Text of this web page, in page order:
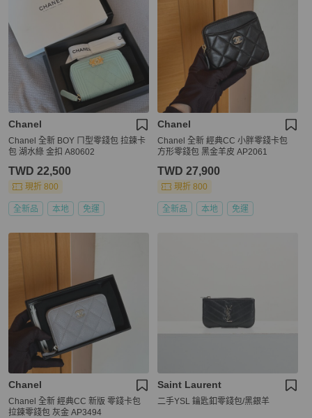
Chanel
Chanel 全新 BOY ㄇ型零錢包 拉鍊卡
包 湖水綠 金扣 A80602
TWD 22,500
現折 800
全新品 本地 免運
Chanel
Chanel 全新 經典CC 小胖零錢卡包
方形零錢包 黑金羊皮 AP2061
TWD 27,900
現折 800
全新品 本地 免運
Chanel
Chanel 全新 經典CC 新版 零錢卡包
拉鍊零錢包 灰金 AP3494
Saint Laurent
二手YSL 鑰匙釦零錢包/黑銀羊